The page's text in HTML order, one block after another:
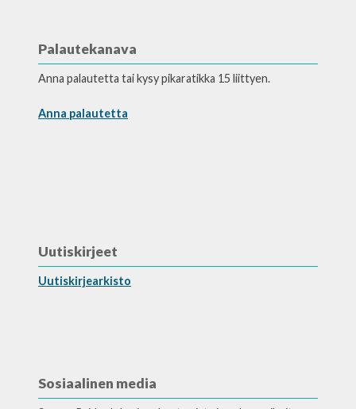
Palautekanava
Anna palautetta tai kysy pikaratikka 15 liittyen.
Anna palautetta
Uutiskirjeet
Uutiskirjearkisto
Sosiaalinen media